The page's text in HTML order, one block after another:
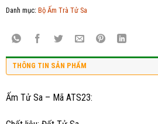
Danh mục: Bộ Ấm Trà Tử Sa
THÔNG TIN SẢN PHẨM
Ấm Tử Sa – Mã ATS23: